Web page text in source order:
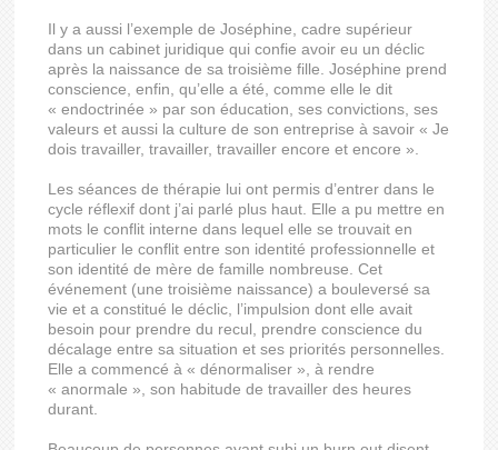
Il y a aussi l’exemple de Joséphine, cadre supérieur
dans un cabinet juridique qui confie avoir eu un déclic
après la naissance de sa troisième fille. Joséphine prend
conscience, enfin, qu’elle a été, comme elle le dit
« endoctrinée » par son éducation, ses convictions, ses
valeurs et aussi la culture de son entreprise à savoir « Je
dois travailler, travailler, travailler encore et encore ».
Les séances de thérapie lui ont permis d’entrer dans le
cycle réflexif dont j’ai parlé plus haut. Elle a pu mettre en
mots le conflit interne dans lequel elle se trouvait en
particulier le conflit entre son identité professionnelle et
son identité de mère de famille nombreuse. Cet
événement (une troisième naissance) a bouleversé sa
vie et a constitué le déclic, l’impulsion dont elle avait
besoin pour prendre du recul, prendre conscience du
décalage entre sa situation et ses priorités personnelles.
Elle a commencé à « dénormaliser », à rendre
« anormale », son habitude de travailler des heures
durant.